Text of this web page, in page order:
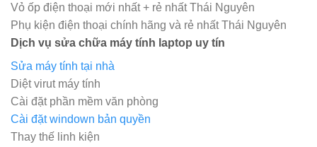
Vỏ ốp điện thoại mới nhất + rẻ nhất Thái Nguyên
Phụ kiện điện thoại chính hãng và rẻ nhất Thái Nguyên
Dịch vụ sửa chữa máy tính laptop uy tín
Sửa máy tính tại nhà
Diệt virut máy tính
Cài đặt phần mềm văn phòng
Cài đặt windown bản quyền
Thay thế linh kiện